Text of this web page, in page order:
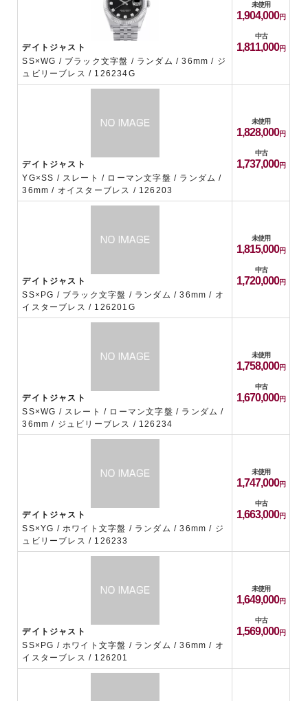
デイトジャスト
SS×WG / ブラック文字盤 / ランダム / 36mm / ジ
ュビリーブレス / 126234G
未使用
1,904,000
中古
1,811,000
デイトジャスト
YG×SS / スレート / ローマン文字盤 / ランダム /
36mm / オイスターブレス / 126203
未使用
1,828,000
中古
1,737,000
デイトジャスト
SS×PG / ブラック文字盤 / ランダム / 36mm / オ
イスターブレス / 126201G
未使用
1,815,000
中古
1,720,000
デイトジャスト
SS×WG / スレート / ローマン文字盤 / ランダム /
36mm / ジュビリーブレス / 126234
未使用
1,758,000
中古
1,670,000
デイトジャスト
SS×YG / ホワイト文字盤 / ランダム / 36mm / ジ
ュビリーブレス / 126233
未使用
1,747,000
中古
1,663,000
デイトジャスト
SS×PG / ホワイト文字盤 / ランダム / 36mm / オ
イスターブレス / 126201
未使用
1,649,000
中古
1,569,000